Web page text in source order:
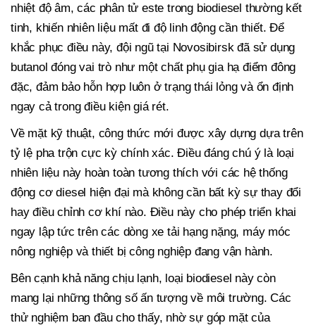
nhiệt độ âm, các phân tử este trong biodiesel thường kết
tinh, khiến nhiên liệu mất đi độ linh động cần thiết. Để
khắc phục điều này, đội ngũ tại Novosibirsk đã sử dụng
butanol đóng vai trò như một chất phụ gia hạ điểm đông
đặc, đảm bảo hỗn hợp luôn ở trạng thái lỏng và ổn định
ngay cả trong điều kiện giá rét.
Về mặt kỹ thuật, công thức mới được xây dựng dựa trên
tỷ lệ pha trộn cực kỳ chính xác. Điều đáng chú ý là loại
nhiên liệu này hoàn toàn tương thích với các hệ thống
động cơ diesel hiện đại mà không cần bất kỳ sự thay đổi
hay điều chỉnh cơ khí nào. Điều này cho phép triển khai
ngay lập tức trên các dòng xe tải hạng nặng, máy móc
nông nghiệp và thiết bị công nghiệp đang vận hành.
Bên cạnh khả năng chịu lạnh, loại biodiesel này còn
mang lại những thông số ấn tượng về môi trường. Các
thử nghiệm ban đầu cho thấy, nhờ sự góp mặt của